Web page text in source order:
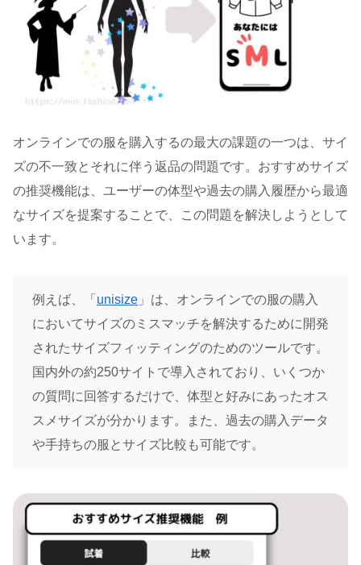
オンラインでの服を購入するの最大の課題の一つは、サイ
ズの不一致とそれに伴う返品の問題です。おすすめサイズ
の推奨機能は、ユーザーの体型や過去の購入履歴から最適
なサイズを提案することで、この問題を解決しようとして
います。
例えば、「 unisize 」は、オンラインでの服の購入
においてサイズのミスマッチを解決するために開発
されたサイズフィッティングのためのツールです。
国内外の約250サイトで導入されており、いくつか
の質問に回答するだけで、体型と好みにあったオス
スメサイズが分かります。また、過去の購入データ
や手持ちの服とサイズ比較も可能です。